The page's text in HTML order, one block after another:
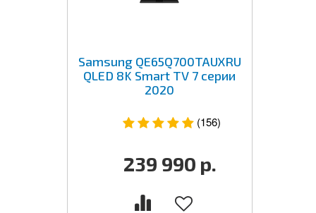
Samsung QE65Q700TAUXRU
QLED 8K Smart TV 7 серии
2020
(156)
239 990 р.